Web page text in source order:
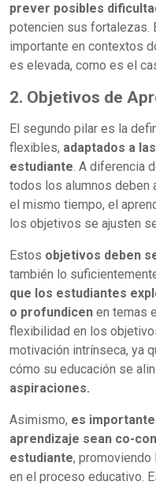
prever posibles
potencien sus fortalezas.
importante en contextos
es elevada, como es el
2. Objetivos de
El segundo pilar es la
flexibles, adaptados a
estudiante. A diferencia
todos los alumnos deben
el mismo tiempo, el
los objetivos se ajusten
Estos objetivos deben
también lo
que los estudiantes
o profundicen en temas
flexibilidad en los
motivación intrínseca, ya
cómo su educación se
aspiraciones.
Asimismo, es
aprendizaje sean co-
estudiante, promoviendo
en el proceso educativo.